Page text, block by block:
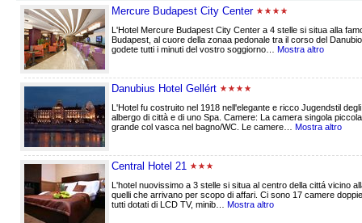
Mercure Budapest City Center
L'Hotel Mercure Budapest City Center a 4 stelle si situa alla
Budapest, al cuore della zonaa pedonale tra il corso del
godete tutti i minuti del vostro soggiorno… Mostra altro
Danubius Hotel Gellért
L'Hotel fu costruito nel 1918 nell'elegante e ricco Jugendstil
albergo di città e di uno Spa. Camere: La camera singola
grande col vasca nel bagno/WC. Le camere… Mostra altro
Central Hotel 21
L'hotel nuovissimo a 3 stelle si situa al centro della cittá vicino
quelli che arrivano per scopo di affari. Ci sono 17 camere
tutti dotati di LCD TV, minib… Mostra altro